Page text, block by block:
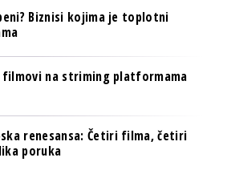
Biznisi kojima je toplotni
filmovi na striming platformama
renesansa: Četiri filma, četiri
poruka